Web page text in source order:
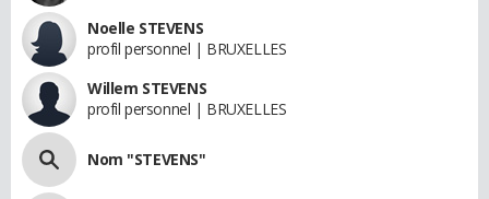
Noelle STEVENS
profil personnel | BRUXELLES
Willem STEVENS
profil personnel | BRUXELLES
Nom "STEVENS"